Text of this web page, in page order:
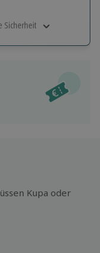
Sicherheit
Kupa oder